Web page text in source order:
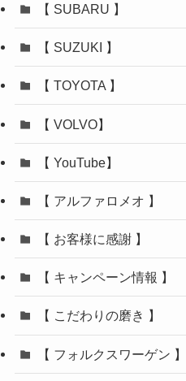
【 SUBARU 】
【 SUZUKI 】
【 TOYOTA 】
【 VOLVO】
【 YouTube】
【 アルファロメオ 】
【 お客様に感謝 】
【 キャンペーン情報 】
【 こだわりの磨き 】
【 フォルクスワーゲン 】